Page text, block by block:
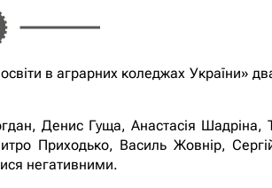
в аграрних коледжах України»
Денис Гуща, Анастасія Шадріна,
Приходько, Василь Жовнір,
негативними.